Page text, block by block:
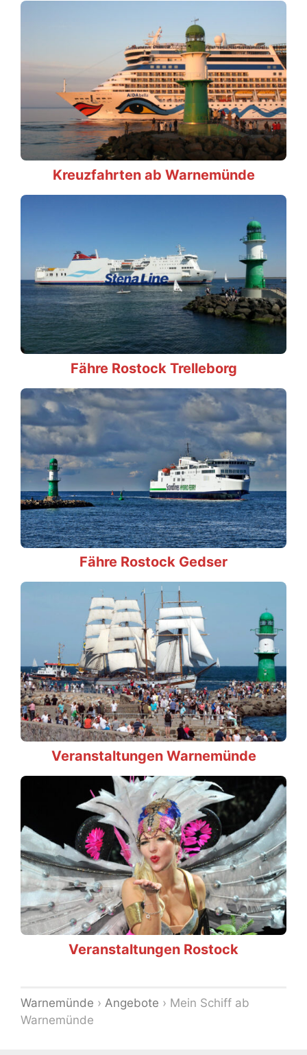
Kreuzfahrten ab Warnemünde
Fähre Rostock Trelleborg
Fähre Rostock Gedser
Veranstaltungen Warnemünde
Veranstaltungen Rostock
Warnemünde › Angebote › Mein Schiff ab
Warnemünde